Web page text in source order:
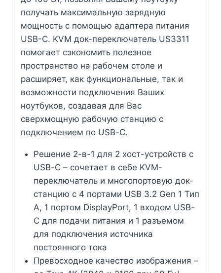
получать максимальную зарядную
мощность с помощью адаптера питания
USB-C. KVM док-переключатель US3311
помогает сэкономить полезное
пространство на рабочем столе и
расширяет, как функциональные, так и
возможности подключения Ваших
ноутбуков, создавая для Вас
сверхмощную рабочую станцию с
подключением по USB-C.
Решение 2-в-1 для 2 хост-устройств с
USB-C – сочетает в себе KVM-
переключатель и многопортовую док-
станцию с 4 портами USB 3.2 Gen 1 Тип
A, 1 портом DisplayPort, 1 входом USB-
C для подачи питания и 1 разъемом
для подключения источника
постоянного тока
Превосходное качество изображения –